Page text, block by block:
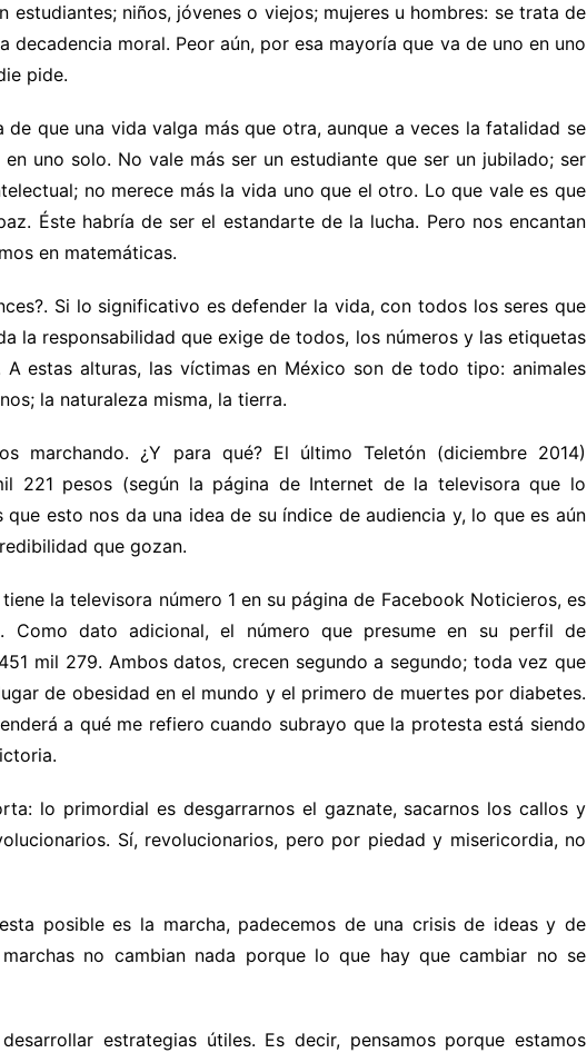
estudiantes; niños, jóvenes o viejos; mujeres u hombres: se trata de
decadencia moral. Peor aún, por esa mayoría que va de uno en uno
pide.
que una vida valga más que otra, aunque a veces la fatalidad se
uno solo. No vale más ser un estudiante que ser un jubilado; ser
no merece más la vida uno que el otro. Lo que vale es que
Éste habría de ser el estandarte de la lucha. Pero nos encantan
en matemáticas.
Si lo significativo es defender la vida, con todos los seres que
la responsabilidad que exige de todos, los números y las etiquetas
estas alturas, las víctimas en México son de todo tipo: animales
la naturaleza misma, la tierra.
marchando. ¿Y para qué? El último Teletón (diciembre 2014)
221 pesos (según la página de Internet de la televisora que lo
que esto nos da una idea de su índice de audiencia y, lo que es aún
que gozan.
tiene la televisora número 1 en su página de Facebook Noticieros, es
dato adicional, el número que presume en su perfil de
mil 279. Ambos datos, crecen segundo a segundo; toda vez que
de obesidad en el mundo y el primero de muertes por diabetes.
a qué me refiero cuando subrayo que la protesta está siendo
lo primordial es desgarrarnos el gaznate, sacarnos los callos y
Sí, revolucionarios, pero por piedad y misericordia, no
posible es la marcha, padecemos de una crisis de ideas y de
no cambian nada porque lo que hay que cambiar no se
estrategias útiles. Es decir, pensamos porque estamos